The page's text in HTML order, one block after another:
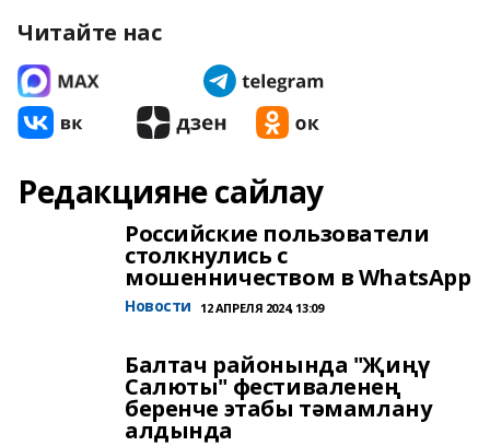
Читайте нас
Редакцияне сайлау
Российские пользователи
столкнулись с
мошенничеством в WhatsApp
Новости 12 АПРЕЛЯ 2024, 13:09
Балтач районында "Җиңү
Салюты" фестиваленең
беренче этабы тәмамлану
алдында